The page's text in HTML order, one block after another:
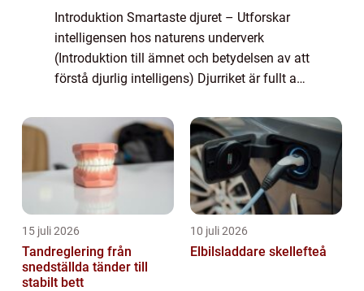
Introduktion Smartaste djuret – Utforskar
intelligensen hos naturens underverk
(Introduktion till ämnet och betydelsen av att
förstå djurlig intelligens) Djurriket är fullt av
otrolig förmåga till intellig...
15 juli 2026
Tandreglering från
snedställda tänder till
stabilt bett
10 juli 2026
Elbilsladdare skellefteå